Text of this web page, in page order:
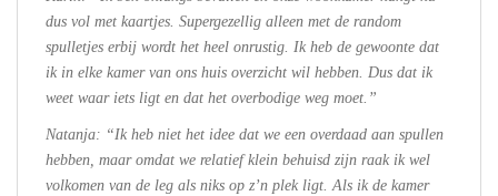
dus vol met kaartjes. Supergezellig alleen met de random
spulletjes erbij wordt het heel onrustig. Ik heb de gewoonte dat
ik in elke kamer van ons huis overzicht wil hebben. Dus dat ik
weet waar iets ligt en dat het overbodige weg moet.”
Natanja: “Ik heb niet het idee dat we een overdaad aan spullen
hebben, maar omdat we relatief klein behuisd zijn raak ik wel
volkomen van de leg als niks op z’n plek ligt. Als ik de kamer